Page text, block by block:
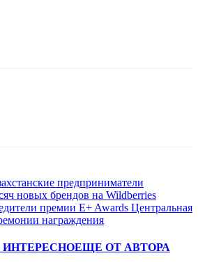
предприниматели
новых брендов на Wildberries
премии E+ Awards Центральная
награждения
ЕЩЕ ОТ АВТОРА